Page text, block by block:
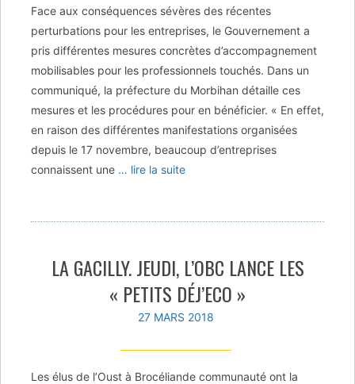
Face aux conséquences sévères des récentes
perturbations pour les entreprises, le Gouvernement a
pris différentes mesures concrètes d’accompagnement
mobilisables pour les professionnels touchés. Dans un
communiqué, la préfecture du Morbihan détaille ces
mesures et les procédures pour en bénéficier. « En effet,
en raison des différentes manifestations organisées
depuis le 17 novembre, beaucoup d’entreprises
connaissent une … lire la suite
LA GACILLY. JEUDI, L’OBC LANCE LES
« PETITS DÉJ’ECO »
27 MARS 2018
Les élus de l’Oust à Brocéliande communauté ont la